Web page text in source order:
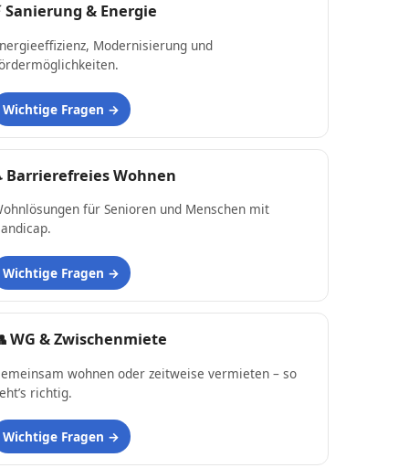
Sanierung & Energie
Modernisierung und
Wichtige Fragen
Barrierefreies Wohnen
für Senioren und Menschen mit
Wichtige Fragen
WG & Zwischenmiete
wohnen oder zeitweise vermieten – so
richtig.
Wichtige Fragen